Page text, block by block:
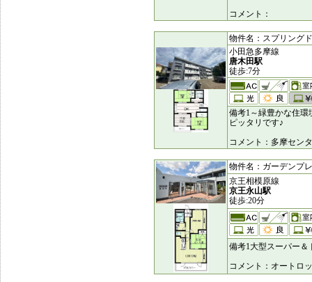
コメント：
物件名：スプリング
小田急多摩線
唐木田駅
徒歩:7分
備考1～緑豊かな住
ピッタリです♪
コメント：多摩セン
物件名：ガーデンプ
京王相模原線
京王永山駅
徒歩:20分
備考1大型スーパー＆
コメント：オートロ